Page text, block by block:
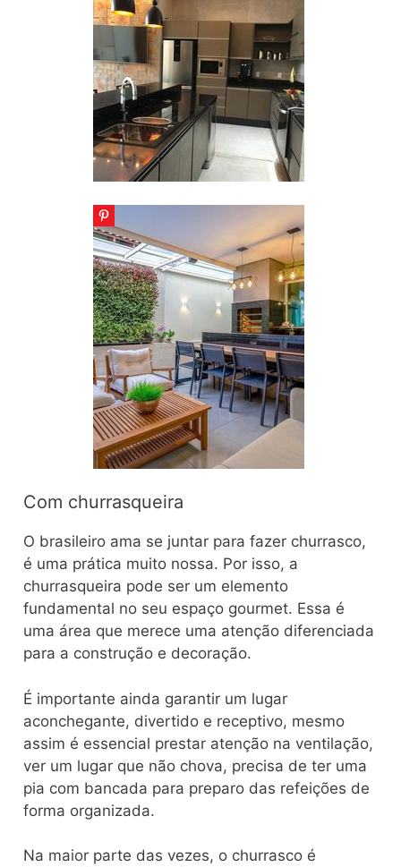
Com churrasqueira
O brasileiro ama se juntar para fazer churrasco,
é uma prática muito nossa. Por isso, a
churrasqueira pode ser um elemento
fundamental no seu espaço gourmet. Essa é
uma área que merece uma atenção diferenciada
para a construção e decoração.
É importante ainda garantir um lugar
aconchegante, divertido e receptivo, mesmo
assim é essencial prestar atenção na ventilação,
ver um lugar que não chova, precisa de ter uma
pia com bancada para preparo das refeições de
forma organizada.
Na maior parte das vezes, o churrasco é